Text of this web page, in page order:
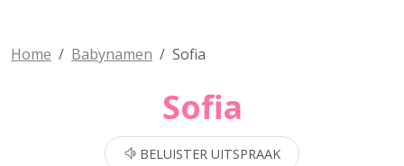
Home Babynamen Sofia
Sofia
BELUISTER UITSPRAAK